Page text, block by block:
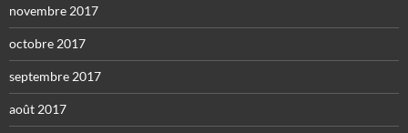
novembre 2017
octobre 2017
septembre 2017
août 2017